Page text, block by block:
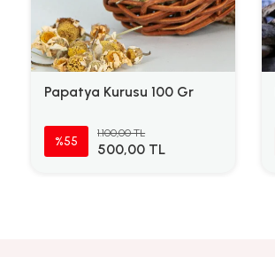
Papatya Kurusu 100 Gr
%55
1.100,00 TL
500,00 TL